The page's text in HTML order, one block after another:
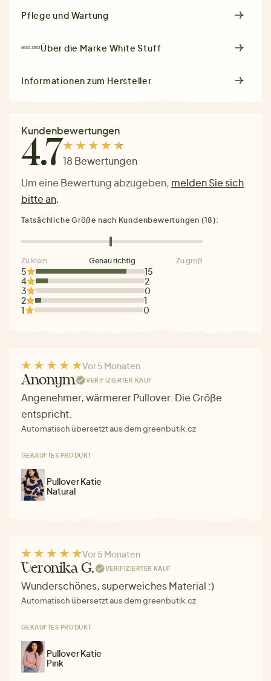
Pflege und Wartung
Über die Marke White Stuff
Informationen zum Hersteller
Kundenbewertungen
4.718 Bewertungen
Um eine Bewertung abzugeben, melden Sie sich
bitte an.
5
15
4
2
3
0
2
1
1
0
Tatsächliche Größe nach Kundenbewertungen (18):
Zu klein Genau richtig Zu groß
Vor 5 Monaten
Anonym VERIFIZIERTER KAUF
Angenehmer, wärmerer Pullover. Die Größe
entspricht.
Automatisch übersetzt aus dem greenbutik.cz
GEKAUFTES PRODUKT
Pullover Katie
Natural
Vor 5 Monaten
Veronika G. VERIFIZIERTER KAUF
Wunderschönes, superweiches Material :)
Automatisch übersetzt aus dem greenbutik.cz
GEKAUFTES PRODUKT
Pullover Katie
Pink